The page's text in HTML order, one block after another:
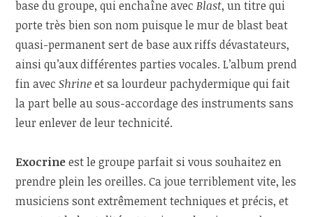
base du groupe, qui enchaîne avecBlast, un titre qui
porte très bien son nom puisque le mur de blast beat
quasi-permanent sert de base aux riffs dévastateurs,
ainsi qu’aux différentes parties vocales. L’album prend
fin avecShrineet sa lourdeur pachydermique qui fait
la part belle au sous-accordage des instruments sans
leur enlever de leur technicité.
Exocrineest le groupe parfait si vous souhaitez en
prendre plein les oreilles. Ca joue terriblement vite, les
musiciens sont extrêmement techniques et précis, et